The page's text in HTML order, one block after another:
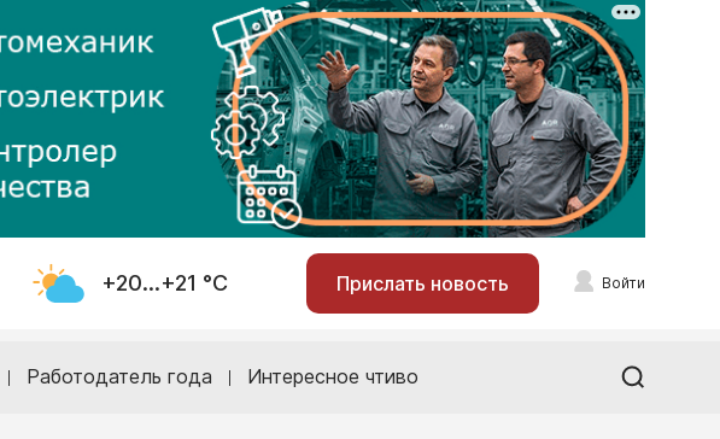
+20...+21 °С Прислать новость Войти
Работодатель года Интересное чтиво